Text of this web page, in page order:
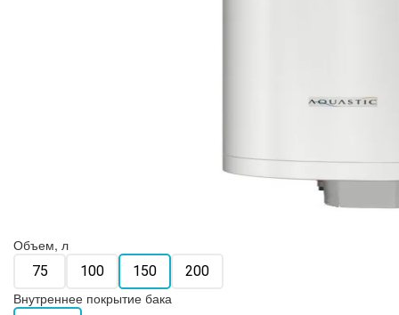
Объем, л
75 100 150 200
Внутреннее покрытие бака